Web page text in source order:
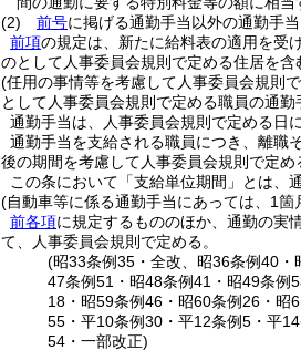
(2)
前号に掲げる通勤手当以外の通勤手
前項の規定は、新たに給料表の適用を受
のとして人事委員会規則で定める住居を含
(任用の事情等を考慮して人事委員会規則
として人事委員会規則で定める職員の通勤
通勤手当は、人事委員会規則で定める日
通勤手当を支給される職員につき、離職
後の期間を考慮して人事委員会規則で定め
この条において「支給単位期間」とは、
(自動車等に係る通勤手当にあっては、1箇
前各項に規定するもののほか、通勤の実
て、人事委員会規則で定める。
(昭33条例35・全改、昭36条例40
47条例51・昭48条例41・昭49条例
18・昭59条例46・昭60条例26・昭
55・平10条例30・平12条例5・平
54・一部改正)